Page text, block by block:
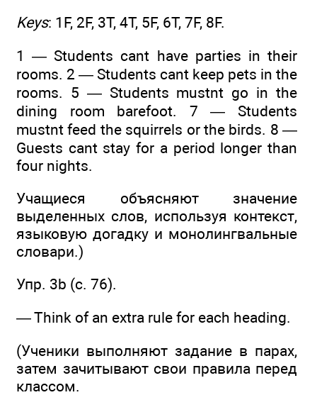
Keys: 1F, 2F, 3Т, 4Т, 5F, 6Т, 7F, 8F.
1 — Students cant have parties in their
rooms. 2 — Students cant keep pets in the
rooms. 5 — Students mustnt go in the
dining room barefoot. 7 — Students
mustnt feed the squirrels or the birds. 8 —
Guests cant stay for a period longer than
four nights.
Учащиеся объясняют значение
выделенных слов, используя контекст,
языковую догадку и монолингвальные
словари.)
Упр. 3b (с. 76).
— Think of an extra rule for each heading.
(Ученики выполняют задание в парах,
затем зачитывают свои правила перед
классом.